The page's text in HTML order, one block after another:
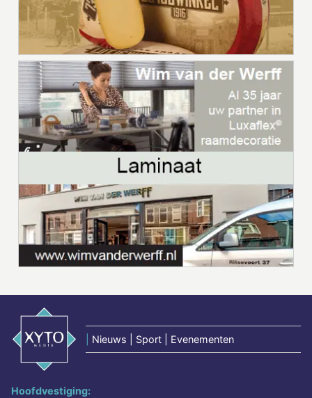
Nieuws | Sport | Evenementen
Hoofdvestiging: